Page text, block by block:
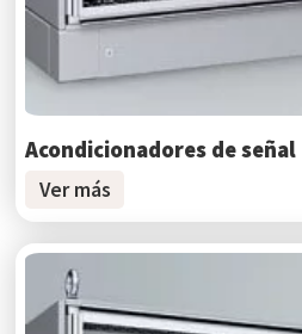
Acondicionadores de señal
Ver más